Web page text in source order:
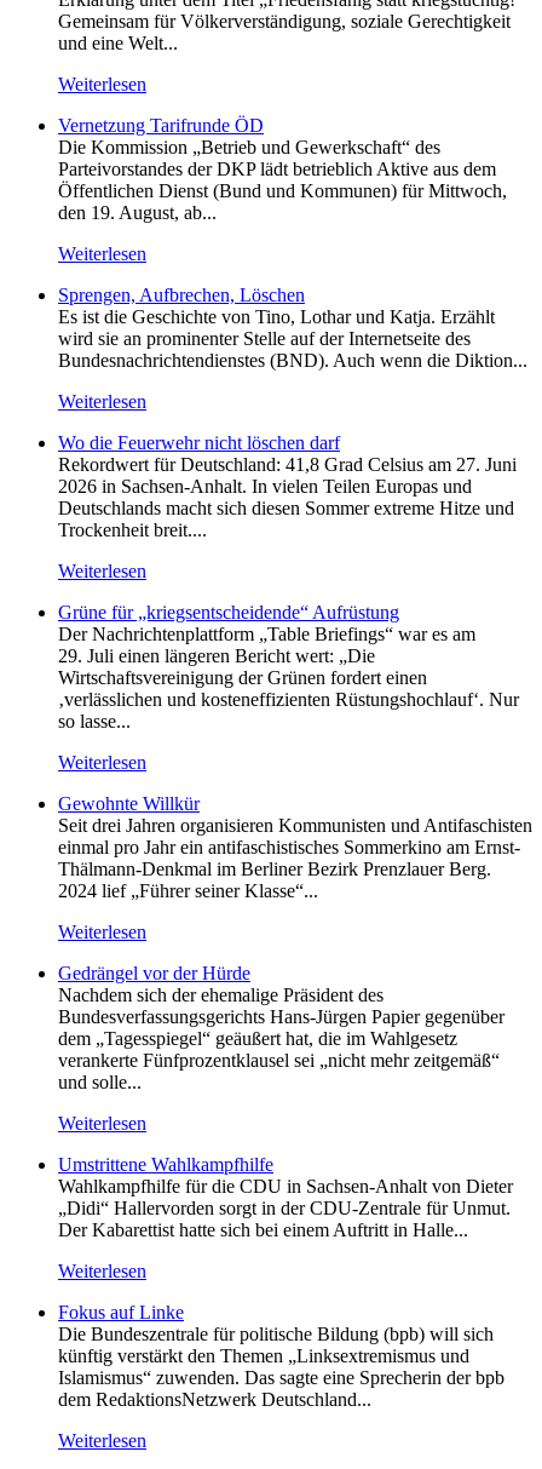
Gemeinsam für Völkerverständigung, soziale Gerechtigkeit
und eine Welt...
Weiterlesen
Vernetzung Tarifrunde ÖD
Die Kommission „Betrieb und Gewerkschaft“ des
Parteivorstandes der DKP lädt betrieblich Aktive aus dem
Öffentlichen Dienst (Bund und Kommunen) für Mittwoch,
den 19. August, ab...
Weiterlesen
Sprengen, Aufbrechen, Löschen
Es ist die Geschichte von Tino, Lothar und Katja. Erzählt
wird sie an prominenter Stelle auf der Internetseite des
Bundesnachrichtendienstes (BND). Auch wenn die Diktion...
Weiterlesen
Wo die Feuerwehr nicht löschen darf
Rekordwert für Deutschland: 41,8 Grad Celsius am 27. Juni
2026 in Sachsen-Anhalt. In vielen Teilen Europas und
Deutschlands macht sich diesen Sommer extreme Hitze und
Trockenheit breit....
Weiterlesen
Grüne für „kriegsentscheidende“ Aufrüstung
Der Nachrichtenplattform „Table Briefings“ war es am
29. Juli einen längeren Bericht wert: „Die
Wirtschaftsvereinigung der Grünen fordert einen
‚verlässlichen und kosteneffizienten Rüstungshochlauf‘. Nur
so lasse...
Weiterlesen
Gewohnte Willkür
Seit drei Jahren organisieren Kommunisten und Antifaschisten
einmal pro Jahr ein antifaschistisches Sommerkino am Ernst-
Thälmann-Denkmal im Berliner Bezirk Prenzlauer Berg.
2024 lief „Führer seiner Klasse“...
Weiterlesen
Gedrängel vor der Hürde
Nachdem sich der ehemalige Präsident des
Bundesverfassungsgerichts Hans-Jürgen Papier gegenüber
dem „Tagesspiegel“ geäußert hat, die im Wahlgesetz
verankerte Fünfprozentklausel sei „nicht mehr zeitgemäß“
und solle...
Weiterlesen
Umstrittene Wahlkampfhilfe
Wahlkampfhilfe für die CDU in Sachsen-Anhalt von Dieter
„Didi“ Hallervorden sorgt in der CDU-Zentrale für Unmut.
Der Kabarettist hatte sich bei einem Auftritt in Halle...
Weiterlesen
Fokus auf Linke
Die Bundeszentrale für politische Bildung (bpb) will sich
künftig verstärkt den Themen „Linksextremismus und
Islamismus“ zuwenden. Das sagte eine Sprecherin der bpb
dem RedaktionsNetzwerk Deutschland...
Weiterlesen